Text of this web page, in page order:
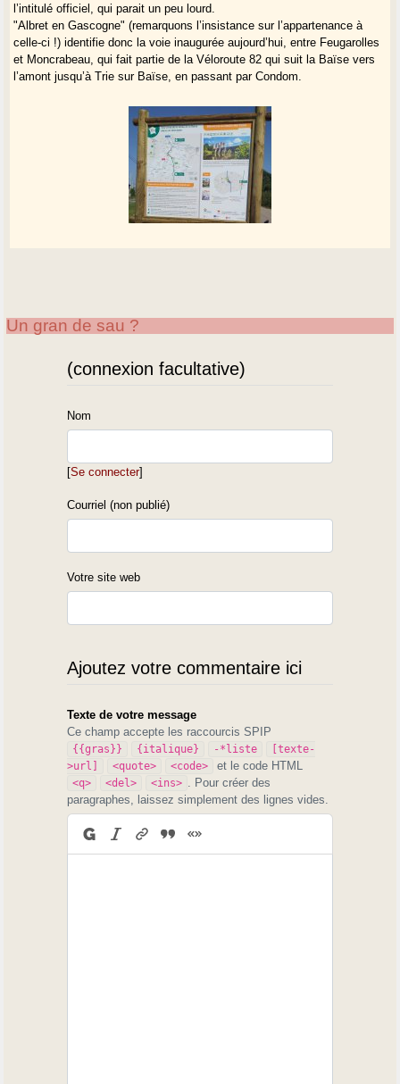
l’intitulé officiel, qui parait un peu lourd.
"Albret en Gascogne" (remarquons l’insistance sur l’appartenance à
celle-ci !) identifie donc la voie inaugurée aujourd’hui, entre Feugarolles
et Moncrabeau, qui fait partie de la Véloroute 82 qui suit la Baïse vers
l’amont jusqu’à Trie sur Baïse, en passant par Condom.
Un gran de sau ?
(connexion facultative)
Nom
[Se connecter]
Courriel (non publié)
Votre site web
Ajoutez votre commentaire ici
Texte de votre message
Ce champ accepte les raccourcis SPIP
{{gras}} {italique} -*liste
[texte-
>url]
<quote> <code> et le code HTML
<q> <del> <ins>
. Pour créer des
paragraphes, laissez simplement des lignes vides.